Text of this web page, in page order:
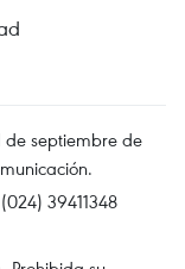
de septiembre de
39411348